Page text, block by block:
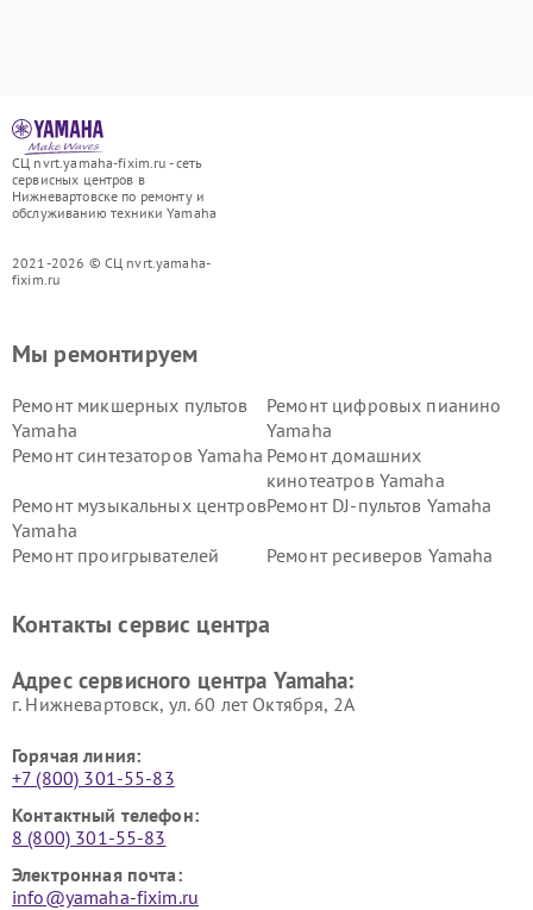
СЦ nvrt.yamaha-fixim.ru - сеть
сервисных центров в
Нижневартовске по ремонту и
обслуживанию техники Yamaha
2021-2026 © СЦ nvrt.yamaha-
fixim.ru
Мы ремонтируем
Ремонт микшерных пультов
Yamaha
Ремонт цифровых пианино
Yamaha
Ремонт синтезаторов Yamaha Ремонт домашних
кинотеатров Yamaha
Ремонт музыкальных центров
Yamaha
Ремонт DJ-пультов Yamaha
Ремонт проигрывателей
Ремонт ресиверов Yamaha
Yamaha
Yamaha
Контакты сервис центра
Адрес сервисного центра Yamaha:
г. Нижневартовск, ул. 60 лет Октября, 2А
Горячая линия:
+7 (800) 301-55-83
Контактный телефон:
8 (800) 301-55-83
Электронная почта:
info@yamaha-fixim.ru